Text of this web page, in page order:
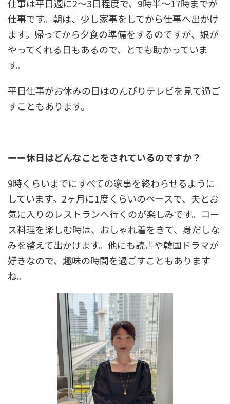
仕事は平日週に2～3日程度で、9時半～17時までが
仕事です。朝は、少し家事をしてから仕事へ出かけ
ます。 帰ってから夕食の準備をするのですが、娘が
やってくれる日もあるので、とても助かっていま
す。
平日仕事がお休みの日はのんびりテレビを見て過ご
すこともあります。
ーー休日はどんなことをされているのですか？
9時くらいまでにすべての家事を終わらせるように
しています。2ヶ月に1度くらいのペースで、夫とお
気に入りのレストランへ行くのが楽しみです。コー
ス料理を楽しむ時は、おしゃれ着をきて、身だしな
みを整えて出かけます。他にも読書や韓国ドラマが
好きなので、趣味の時間を過ごすこともあります
ね。